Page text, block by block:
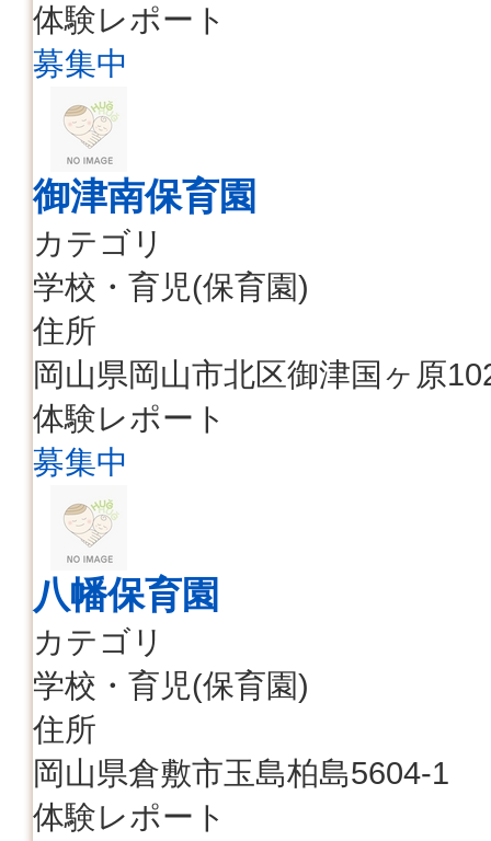
体験レポート
募集中
御津南保育園
カテゴリ
学校・育児(保育園)
住所
岡山県岡山市北区御津国ヶ原
体験レポート
募集中
八幡保育園
カテゴリ
学校・育児(保育園)
住所
岡山県倉敷市玉島柏島5604-1
体験レポート